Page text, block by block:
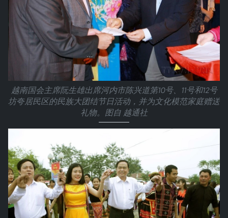
越南国会主席阮生雄出席河内市陈兴道第10号、11号和12号
坊夸居民区的民族大团结节日活动，并为文化模范家庭赠送
礼物。图自 越通社